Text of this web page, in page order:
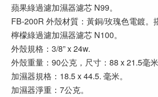
蘋果綠過濾加濕器濾芯 N99。
FB-200R 外殼材質：黃銅/玫瑰色電鍍。
檸檬綠過濾加濕器濾芯 N100。
外殼規格：3/8” x 24w.
外殼重量：90公克，尺寸：88 x 21.5毫米
加濕器規格：18.5 x 44.5. 毫米。
加濕器淨重：7公克。